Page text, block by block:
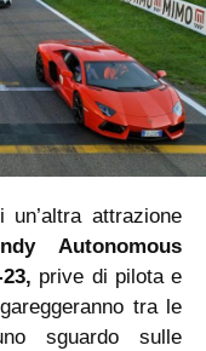
un’altra attrazione
Autonomous
prive di pilota e
tra le
sguardo sulle